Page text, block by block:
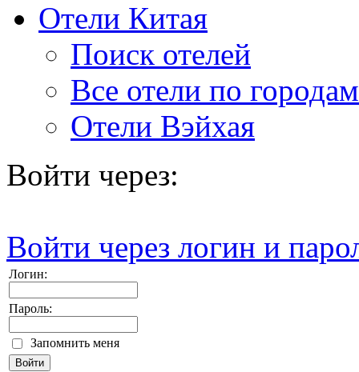
Отели Китая
Поиск отелей
Все отели по городам
Отели Вэйхая
Войти через:
Войти через логин и
Логин:
Пароль:
Запомнить меня